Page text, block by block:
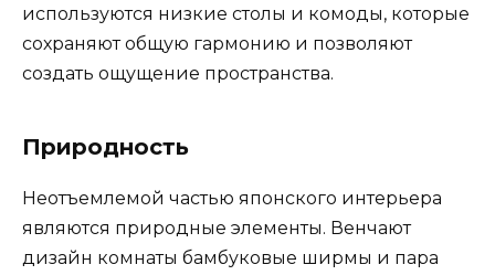
используются низкие столы и комоды, которые
сохраняют общую гармонию и позволяют
создать ощущение пространства.
Природность
Неотъемлемой частью японского интерьера
являются природные элементы. Венчают
дизайн комнаты бамбуковые ширмы и пара